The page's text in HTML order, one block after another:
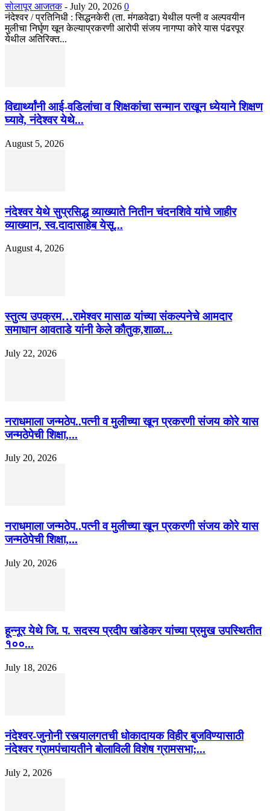
सोलापूर आजतक - July 20, 2026 0
नंदेश्वर / प्रतिनिधी : सिद्धनकेरी (ता. मंगळवेढा) येथील पत्नी व अल्पवयीन
मुलीचा निर्घृण खून केल्याप्रकरणी आरोपी संजय नागप्पा कोरे यास पंढरपूर
येथील अतिरिक्त...
विद्यार्थ्यांनी आई-वडिलांचा व शिक्षकांचा सन्मान राखून ध्येयाने शिक्षण
घ्यावे, नंदेश्वर येथे...
August 5, 2026
नंदेश्वर येथे सुप्रसिद्ध व्याख्याते नितीन चंदनशिवे यांचे जाहीर
व्याख्यान, स्व.दादासाहेब येसू...
August 4, 2026
स्तुत्य उपक्रम…रामेश्वर मासाळ यांच्या संकल्पनेचे आमदार
समाधान आवताडे यांनी केले कौतुक,शाळा...
July 22, 2026
नराधमाला जन्मठेप..पत्नी व मुलीच्या खून प्रकरणी संजय कोरे यास
जन्मठेपेची शिक्षा,...
July 20, 2026
नराधमाला जन्मठेप..पत्नी व मुलीच्या खून प्रकरणी संजय कोरे यास
जन्मठेपेची शिक्षा,...
July 20, 2026
हून्नूर येथे जि. प. सदस्य प्रदीप खांडेकर यांच्या प्रमुख उपस्थितीत
१००...
July 18, 2026
नंदेश्वर-जुनोनी रस्त्यालगतची धोकादायक विहीर बुजविण्यासाठी
नंदेश्वर ग्रामपंचायतीने बोलाविली विशेष ग्रामसभा;...
July 2, 2026